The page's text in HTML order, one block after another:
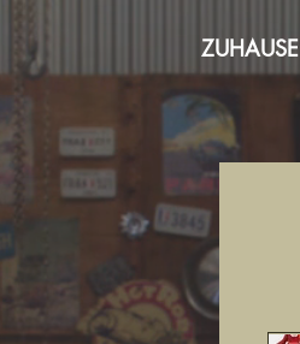
ZUHAUSE